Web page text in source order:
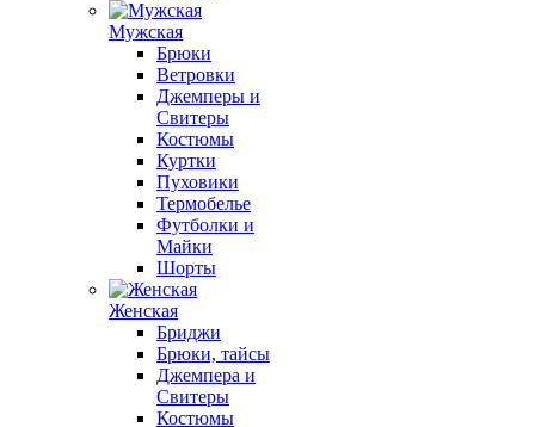
Мужская
Брюки
Ветровки
Джемперы и
Свитеры
Костюмы
Куртки
Пуховики
Термобелье
Футболки и
Майки
Шорты
Женская
Бриджи
Брюки, тайсы
Джемпера и
Свитеры
Костюмы